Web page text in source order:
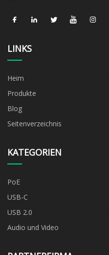
LINKS
Heim
Produkte
Blog
Seitenverzeichnis
KATEGORIEN
PoE
USB-C
USB 2.0
Audio und Video